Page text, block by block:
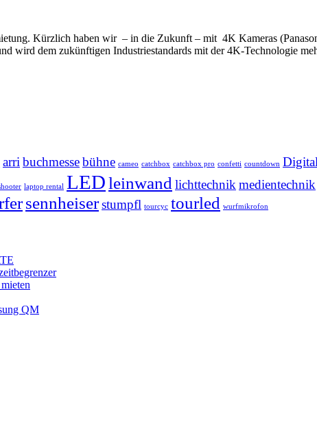
Kürzlich haben wir – in die Zukunft – mit 4K Kameras
wird dem zukünftigen Industriestandards mit der 4K-Technologie
arribuchmessebühne cameo catchbox catchbox pro confetti countdown
laptop rental LEDleinwandlichttechnikmedientechnik
sennheiserstumpfl tourcyc tourled wurfmikrofon
QM